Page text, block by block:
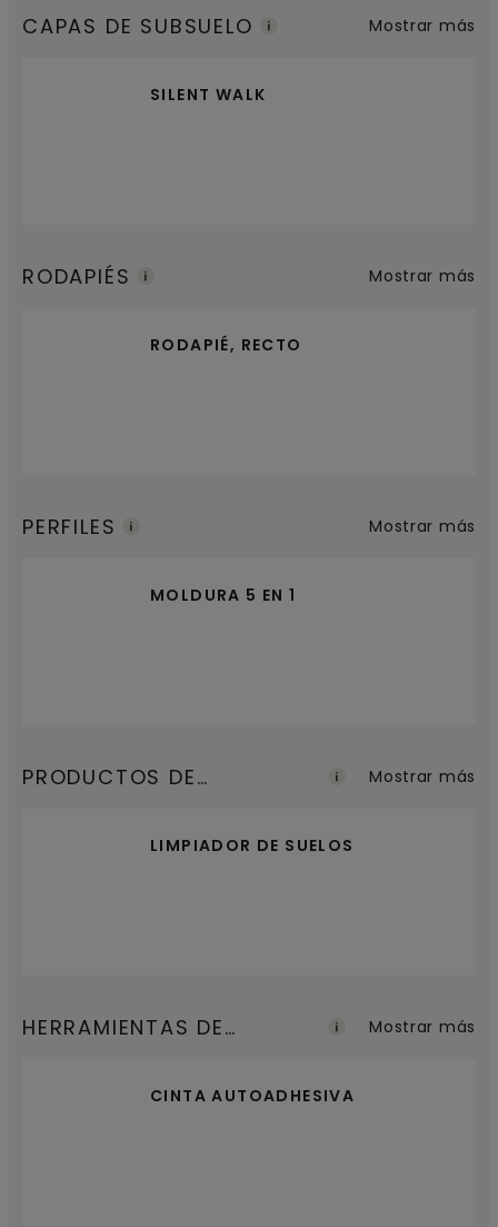
CAPAS DE SUBSUELO
SILENT WALK
Mostrar más
RODAPIÉS
RODAPIÉ, RECTO
Mostrar más
PERFILES
MOLDURA 5 EN 1
Mostrar más
PRODUCTOS DE
LIMPIADOR DE SUELOS
Mostrar más
HERRAMIENTAS DE
CINTA AUTOADHESIVA
Mostrar más